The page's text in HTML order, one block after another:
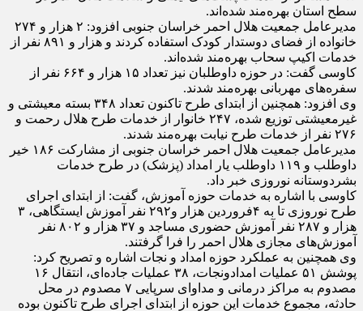
سطح استان بهره‌مند شده‌اند.
مدیرعامل جمعیت هلال احمر خراسان جنوبی افزود: ۲ هزار و ۲۷۴
خانواده از فضای دوستدار کودک استفاده کردند و هزار و ۸۹۱ نفر از
خدمات اکیپ سحاب بهره‌مند شده‌اند.
کاوسی گفت: در حوزه داوطلبان نیز تعداد ۱۵ هزار و ۶۶۴ نفر از
سفره‌های مهربانی بهره‌مند شدند.
وی افزود: همچنین از ابتدای طرح تاکنون تعداد ۳۴۸ بسته معیشتی و
غیرمعیشتی توزیع شده، ۲۴۷ خانوار از خدمات طرح هلال رحمت و
۲۷۶ نفر از خدمات طرح نیابت بهره‌مند شدند.
مدیرعامل جمعیت هلال احمر خراسان جنوبی از مشارکت ۱۸۶ خیر
داوطلب و ۱۱۹ داوطلب یار امداد (پزشک) در طرح خدمات
بشردوستانه نوروزی خبر داد.
کاوسی با اشاره به خدمات حوزه آموزش، گفت: از ابتدای اجرای
طرح نوروزی تا به ۴فروردین هزار و‌۲۹۲ نفر آموزش ایستگاهی، ۳
هزار و ۲۸۷ نفر آموزش حضوری مساجد و ۳۷ هزار و ۸۰۲ نفر
آموزش‌های مجازی هلال احمر را فرا گرفتند.
وی همچنین به عملکرد حوزه امداد و نجات اشاره و تصریح کرد:
پوشش ۵۱ عملیات امدادونجات، ۳۸ عملیات جاده‌ای، انتقال ۱۶
مصدوم به مراکز درمانی و مداوای سرپایی ۷ مصدوم در محل
حادثه، مجموع خدمات این حوزه از ابتدای اجرای طرح تاکنون بوده